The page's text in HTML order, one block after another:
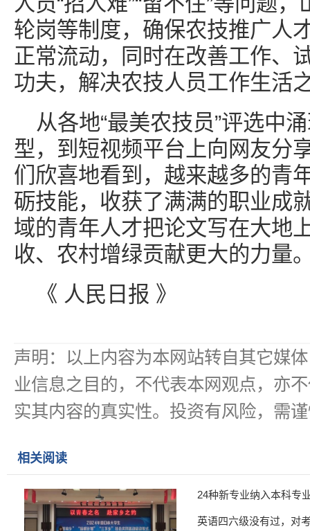
轮岗等制度，确保农技推广人
正常流动，同时在改善工作、
功夫，解决农技人员工作生活
从各地“最美农技员”评选中
型，到短视频平台上向网友分
们欣喜地看到，越来越多的青
砺技能，收获了满满的职业成
域的青年人才把论文写在大地
收、农村增绿贡献更大的力量
《 人民日报 》
声明：以上内容为本网站转自其它媒
业信息之目的，不代表本网观点，亦
实其内容的真实性。投资有风险，需
相关阅读
24种新专业纳入本科专
英语四六级没有过，对